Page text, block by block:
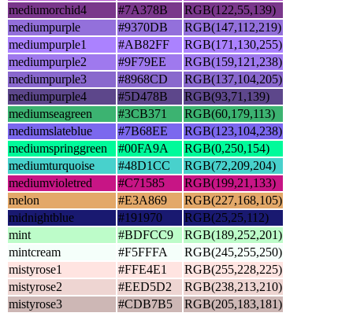
mediumorchid4
#7A378B
RGB(122,55,139)
mediumpurple
#9370DB
RGB(147,112,219)
mediumpurple1
#AB82FF
RGB(171,130,255)
mediumpurple2
#9F79EE
RGB(159,121,238)
mediumpurple3
#8968CD
RGB(137,104,205)
mediumpurple4
#5D478B
RGB(93,71,139)
mediumseagreen
#3CB371
RGB(60,179,113)
mediumslateblue
#7B68EE
RGB(123,104,238)
mediumspringgreen
#00FA9A
RGB(0,250,154)
mediumturquoise
#48D1CC
RGB(72,209,204)
mediumvioletred
#C71585
RGB(199,21,133)
melon
#E3A869
RGB(227,168,105)
midnightblue
#191970
RGB(25,25,112)
mint
#BDFCC9
RGB(189,252,201)
mintcream
#F5FFFA
RGB(245,255,250)
mistyrose1
#FFE4E1
RGB(255,228,225)
mistyrose2
#EED5D2
RGB(238,213,210)
mistyrose3
#CDB7B5
RGB(205,183,181)